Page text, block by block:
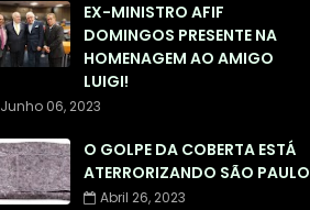
EX-MINISTRO AFIF
DOMINGOS PRESENTE NA
HOMENAGEM AO AMIGO
LUIGI!
Junho 06, 2023
O GOLPE DA COBERTA ESTÁ
ATERRORIZANDO SÃO PAULO
Abril 26, 2023